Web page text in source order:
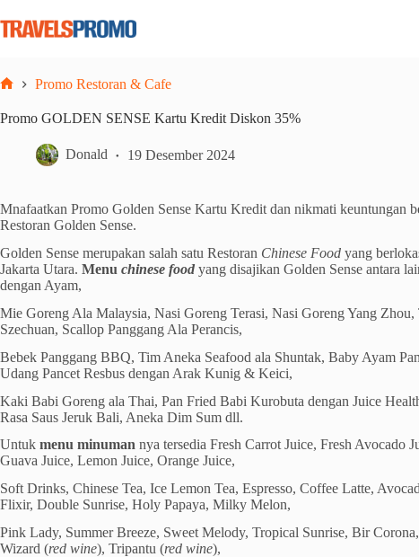
to
content
Promo Restoran & Cafe
Promo GOLDEN SENSE Kartu Kredit Diskon 35%
Donald 19 Desember 2024
Mnafaatkan Promo Golden Sense Kartu Kredit dan nikmati keuntungan
Restoran Golden Sense.
Golden Sense merupakan salah satu Restoran Chinese Food yang
Jakarta Utara. Menu chinese food yang disajikan Golden Sense antara
dengan Ayam,
Mie Goreng Ala Malaysia, Nasi Goreng Terasi, Nasi Goreng Yang
Szechuan, Scallop Panggang Ala Perancis,
Bebek Panggang BBQ, Tim Aneka Seafood ala Shuntak, Baby Ayam
Udang Pancet Resbus dengan Arak Kunig & Keici,
Kaki Babi Goreng ala Thai, Pan Fried Babi Kurobuta dengan Juice
Rasa Saus Jeruk Bali, Aneka Dim Sum dll.
Untuk menu minuman nya tersedia Fresh Carrot Juice, Fresh Avocado
Guava Juice, Lemon Juice, Orange Juice,
Soft Drinks, Chinese Tea, Ice Lemon Tea, Espresso, Coffee Latte,
Flixir, Double Sunrise, Holy Papaya, Milky Melon,
Pink Lady, Summer Breeze, Sweet Melody, Tropical Sunrise, Bir
Wizard (red wine), Tripantu (red wine),